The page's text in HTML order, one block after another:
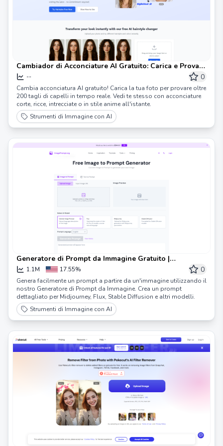
Cambiador di Acconciature AI Gratuito: Carica e Prova
oltre 200 Acconciature Online
-- 0
Cambia acconciatura AI gratuito! Carica la tua foto per provare oltre
200 tagli di capelli in tempo reale. Vedi te stesso con acconciature
corte, ricce, intrecciate o in stile anime all'istante.
Strumenti di Immagine con AI
Generatore di Prompt da Immagine Gratuito |
ImagePrompt.org
1.1M 17.55% 0
Genera facilmente un prompt a partire da un'immagine utilizzando il
nostro Generatore di Prompt da Immagine. Crea un prompt
dettagliato per Midjourney, Flux, Stable Diffusion e altri modelli.
Strumenti di Immagine con AI